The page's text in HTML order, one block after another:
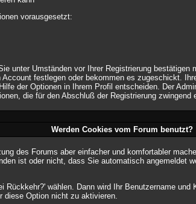
vorausgesetzt:
unter Umständen vor Ihrer Registrierung
festlegen oder bekommen es zugeschickt.
der Optionen in Ihrem Profil entscheiden. Der
die für den Abschluß der Registrierung zwingend
Werden Cookies vom Forum benutzt?
des Forums aber einfacher und komfortabler
ist oder nicht, dass Sie automatisch angemeldet
wählen. Dann wird Ihr Benutzername
diese Option nicht zu aktivieren.